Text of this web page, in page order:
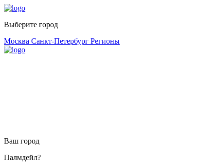
Выберите город
Москва Санкт-Петербург Регионы
Ваш город
Палмдейл?